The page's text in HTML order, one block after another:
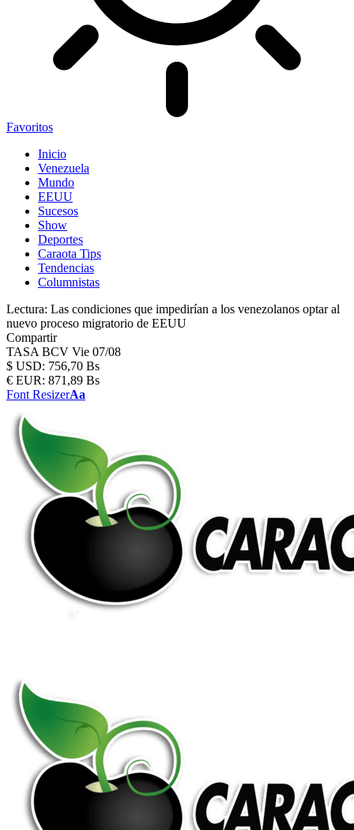
Favoritos
Inicio
Venezuela
Mundo
EEUU
Sucesos
Show
Deportes
Caraota Tips
Tendencias
Columnistas
Lectura: Las condiciones que impedirían a los venezolanos optar al
nuevo proceso migratorio de EEUU
Compartir
TASA BCV Vie 07/08
$ USD: 756,70 Bs
€ EUR: 871,89 Bs
Font ResizerAa